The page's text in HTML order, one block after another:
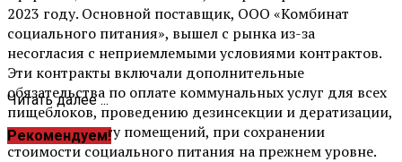
2023 году. Основной поставщик, ООО «Комбинат
социального питания», вышел с рынка из-за
несогласия с неприемлемыми условиями контрактов.
Эти контракты включали дополнительные
обязательства по оплате коммунальных услуг для всех
пищеблоков, проведению дезинсекции и дератизации,
а также ремонту помещений, при сохранении
стоимости социального питания на прежнем уровне.
Читать далее ...
Рекомендуем!